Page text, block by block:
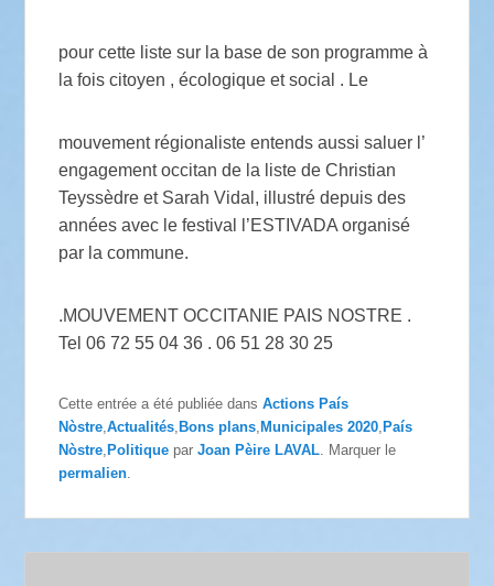
pour cette liste sur la base de son programme à
la fois citoyen , écologique et social . Le
mouvement régionaliste entends aussi saluer l’
engagement occitan de la liste de Christian
Teyssèdre et Sarah Vidal, illustré depuis des
années avec le festival l’ESTIVADA organisé
par la commune.
.MOUVEMENT OCCITANIE PAIS NOSTRE .
Tel 06 72 55 04 36 . 06 51 28 30 25
Cette entrée a été publiée dansActions País
Nòstre ,Actualités Bons plans Municipales 2020 País
Nòstre Politique parJoan Pèire LAVAL . Marquer le
permalien